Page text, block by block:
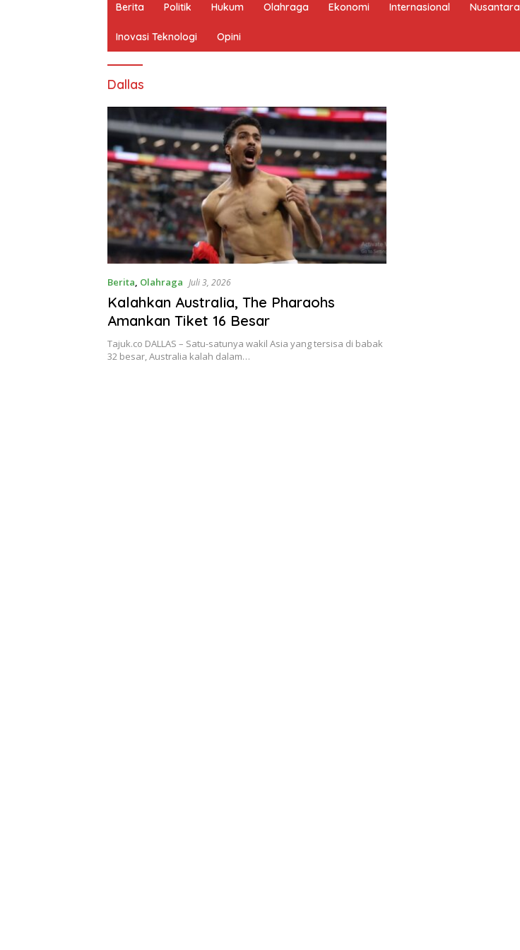
Berita Politik Hukum Olahraga Ekonomi Internasional Nusantara
Inovasi Teknologi Opini
Dallas
Berita, Olahraga Juli 3, 2026
Kalahkan Australia, The Pharaohs
Amankan Tiket 16 Besar
Tajuk.co DALLAS – Satu-satunya wakil Asia yang tersisa di babak
32 besar, Australia kalah dalam…